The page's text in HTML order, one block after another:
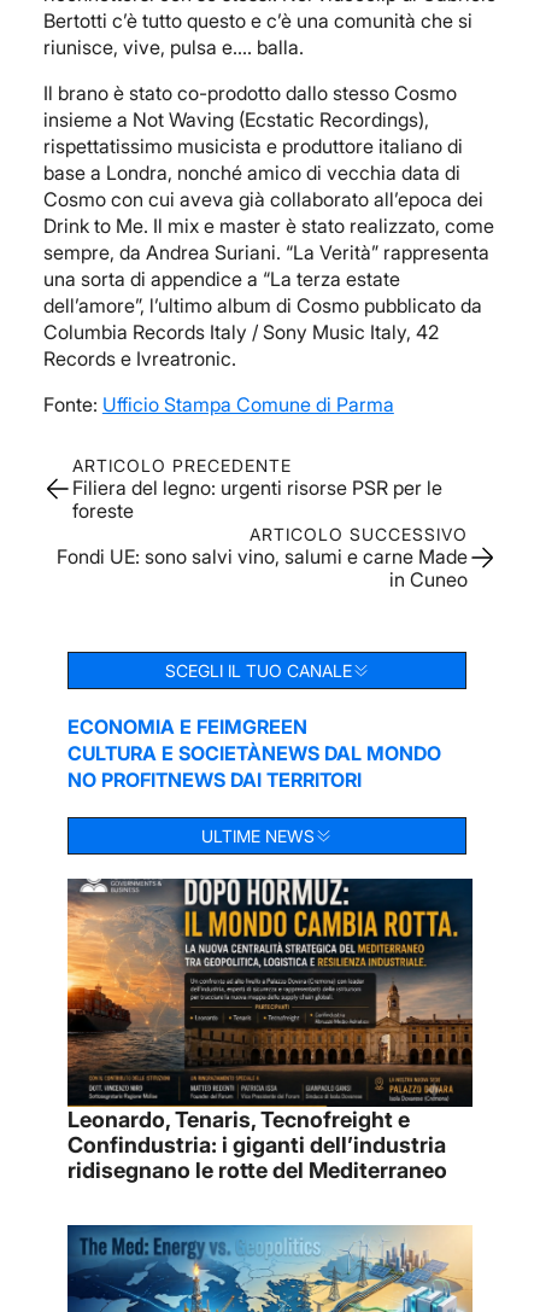
Bertotti c’è tutto questo e c’è una comunità che si
riunisce, vive, pulsa e.… balla.
Il brano è stato co-prodotto dallo stesso Cosmo
insieme a Not Waving (Ecstatic Recordings),
rispettatissimo musicista e produttore italiano di
base a Londra, nonché amico di vecchia data di
Cosmo con cui aveva già collaborato all’epoca dei
Drink to Me. Il mix e master è stato realizzato, come
sempre, da Andrea Suriani. “La Verità” rappresenta
una sorta di appendice a “La terza estate
dell’amore”, l’ultimo album di Cosmo pubblicato da
Columbia Records Italy / Sony Music Italy, 42
Records e Ivreatronic.
Fonte: Ufficio Stampa Comune di Parma
ARTICOLO PRECEDENTE
Filiera del legno: urgenti risorse PSR per le
foreste
ARTICOLO SUCCESSIVO
Fondi UE: sono salvi vino, salumi e carne Made
in Cuneo
SCEGLI IL TUO CANALE
ECONOMIA E FEIMGREEN
CULTURA E SOCIETÀNEWS DAL MONDO
NO PROFITNEWS DAI TERRITORI
ULTIME NEWS
Leonardo, Tenaris, Tecnofreight e
Confindustria: i giganti dell’industria
ridisegnano le rotte del Mediterraneo